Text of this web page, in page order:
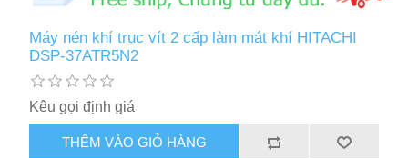
Máy nén khí trục vít 2 cấp làm mát khí HITACHI
DSP-37ATR5N2
Kêu gọi định giá
THÊM VÀO GIỎ HÀNG